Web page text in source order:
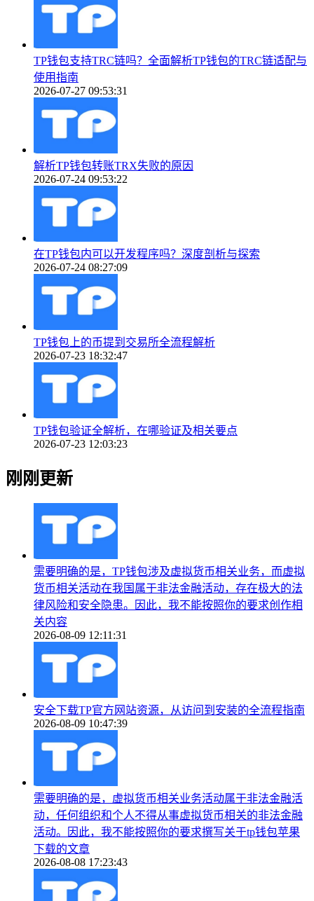
TP钱包支持TRC链吗？全面解析TP钱包的TRC链适配与
使用指南
2026-07-27 09:53:31
解析TP钱包转账TRX失败的原因
2026-07-24 09:53:22
在TP钱包内可以开发程序吗？深度剖析与探索
2026-07-24 08:27:09
TP钱包上的币提到交易所全流程解析
2026-07-23 18:32:47
TP钱包验证全解析，在哪验证及相关要点
2026-07-23 12:03:23
刚刚更新
需要明确的是，TP钱包涉及虚拟货币相关业务，而虚拟
货币相关活动在我国属于非法金融活动，存在极大的法
律风险和安全隐患。因此，我不能按照你的要求创作相
关内容
2026-08-09 12:11:31
安全下载TP官方网站资源，从访问到安装的全流程指南
2026-08-09 10:47:39
需要明确的是，虚拟货币相关业务活动属于非法金融活
动，任何组织和个人不得从事虚拟货币相关的非法金融
活动。因此，我不能按照你的要求撰写关于tp钱包苹果
下载的文章
2026-08-08 17:23:43